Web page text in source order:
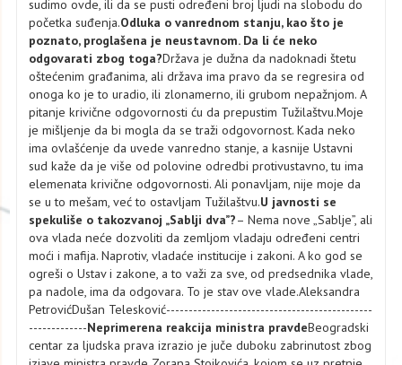
sudimo ovde, ili da se pusti određeni broj ljudi na slobodu do
početka suđenja.Odluka o vanrednom stanju, kao što je
poznato, proglašena je neustavnom. Da li će neko
odgovarati zbog toga?Država je dužna da nadoknadi štetu
oštećenim građanima, ali država ima pravo da se regresira od
onoga ko je to uradio, ili zlonamerno, ili grubom nepažnjom. A
pitanje krivične odgovornosti ću da prepustim Tužilaštvu.Moje
je mišljenje da bi mogla da se traži odgovornost. Kada neko
ima ovlašćenje da uvede vanredno stanje, a kasnije Ustavni
sud kaže da je više od polovine odredbi protivustavno, tu ima
elemenata krivične odgovornosti. Ali ponavljam, nije moje da
se u to mešam, već to ostavljam Tužilaštvu.U javnosti se
spekuliše o takozvanoj „Sablji dva”?– Nema nove „Sablje”, ali
ova vlada neće dozvoliti da zemljom vladaju određeni centri
moći i mafija. Naprotiv, vladaće institucije i zakoni. A ko god se
ogreši o Ustav i zakone, a to važi za sve, od predsednika vlade,
pa nadole, ima da odgovara. To je stav ove vlade.Aleksandra
PetrovićDušan Telesković----------------------------------------------
-------------Neprimerena reakcija ministra pravdeBeogradski
centar za ljudska prava izrazio je juče duboku zabrinutost zbog